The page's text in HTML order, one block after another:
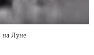
на Луне